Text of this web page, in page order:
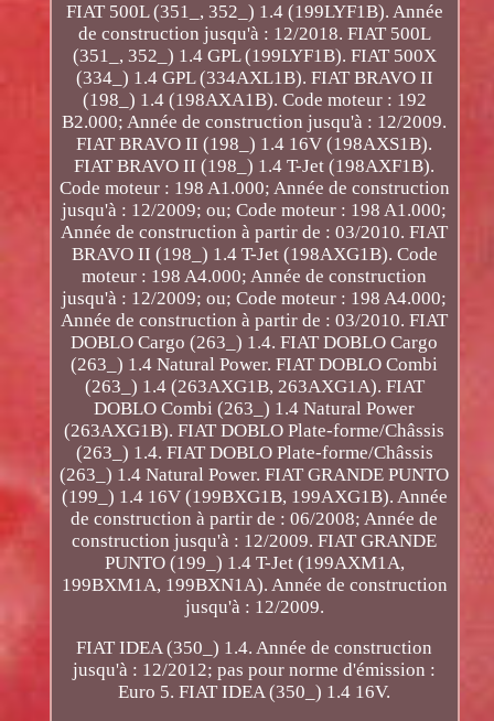
FIAT 500L (351_, 352_) 1.4 (199LYF1B). Année
de construction jusqu'à : 12/2018. FIAT 500L
(351_, 352_) 1.4 GPL (199LYF1B). FIAT 500X
(334_) 1.4 GPL (334AXL1B). FIAT BRAVO II
(198_) 1.4 (198AXA1B). Code moteur : 192
B2.000; Année de construction jusqu'à : 12/2009.
FIAT BRAVO II (198_) 1.4 16V (198AXS1B).
FIAT BRAVO II (198_) 1.4 T-Jet (198AXF1B).
Code moteur : 198 A1.000; Année de construction
jusqu'à : 12/2009; ou; Code moteur : 198 A1.000;
Année de construction à partir de : 03/2010. FIAT
BRAVO II (198_) 1.4 T-Jet (198AXG1B). Code
moteur : 198 A4.000; Année de construction
jusqu'à : 12/2009; ou; Code moteur : 198 A4.000;
Année de construction à partir de : 03/2010. FIAT
DOBLO Cargo (263_) 1.4. FIAT DOBLO Cargo
(263_) 1.4 Natural Power. FIAT DOBLO Combi
(263_) 1.4 (263AXG1B, 263AXG1A). FIAT
DOBLO Combi (263_) 1.4 Natural Power
(263AXG1B). FIAT DOBLO Plate-forme/Châssis
(263_) 1.4. FIAT DOBLO Plate-forme/Châssis
(263_) 1.4 Natural Power. FIAT GRANDE PUNTO
(199_) 1.4 16V (199BXG1B, 199AXG1B). Année
de construction à partir de : 06/2008; Année de
construction jusqu'à : 12/2009. FIAT GRANDE
PUNTO (199_) 1.4 T-Jet (199AXM1A,
199BXM1A, 199BXN1A). Année de construction
jusqu'à : 12/2009.
FIAT IDEA (350_) 1.4. Année de construction
jusqu'à : 12/2012; pas pour norme d'émission :
Euro 5. FIAT IDEA (350_) 1.4 16V.